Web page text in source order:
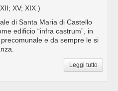
XV; XIX )
di Santa Maria di Castello
edificio “infra castrum”, in
e da sempre le si
Leggi tutto